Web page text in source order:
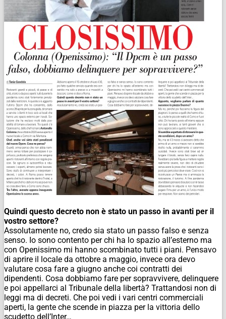
Quindi questo decreto non è stato un passo in avanti per il
vostro settore?
Assolutamente no, credo sia stato un passo falso e senza
senso. Io sono contento per chi ha lo spazio all’esterno ma
con Openissimo mi hanno scombinato tutti i piani. Pensavo
di aprire il locale da ottobre a maggio, invece ora devo
valutare cosa fare a giugno anche coi contratti dei
dipendenti. Cosa dobbiamo fare per sopravvivere, delinquere
e poi appellarci al Tribunale della libertà? Trattandosi non di
leggi ma di decreti. Che poi vedi i vari centri commerciali
aperti, la gente che scende in piazza per la vittoria dello
scudetto dell’Inter…